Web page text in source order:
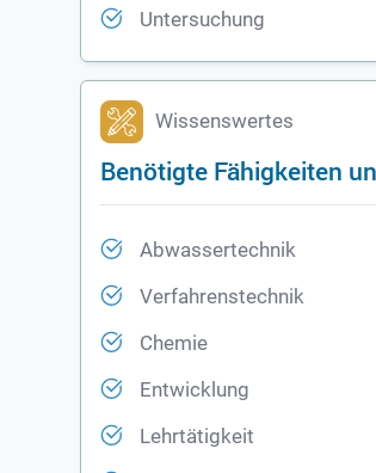
Untersuchung
Wissenswertes
Benötigte Fähigkeiten
Abwassertechnik
Verfahrenstechnik
Chemie
Entwicklung
Lehrtätigkeit